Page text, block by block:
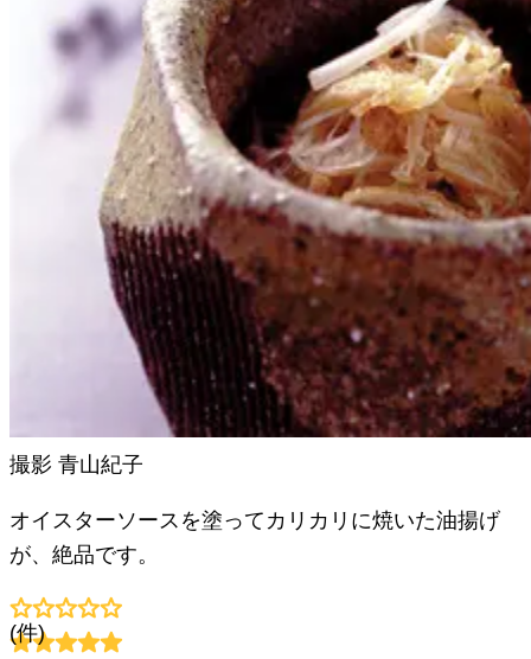
撮影 青山紀子
オイスターソースを塗ってカリカリに焼いた油揚げ
が、絶品です。
(件)